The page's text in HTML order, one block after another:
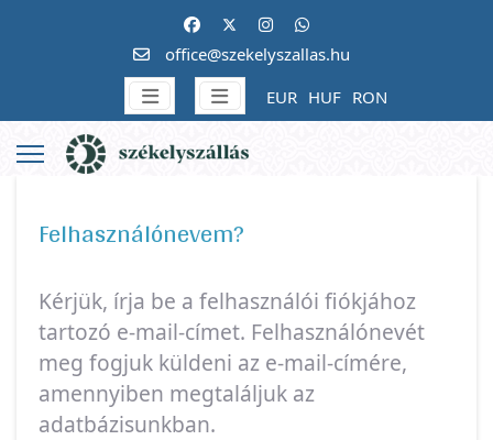
office@szekelyszallas.hu
EUR HUF RON
Felhasználónevem?
Kérjük, írja be a felhasználói fiókjához
tartozó e-mail-címet. Felhasználónevét
meg fogjuk küldeni az e-mail-címére,
amennyiben megtaláljuk az
adatbázisunkban.